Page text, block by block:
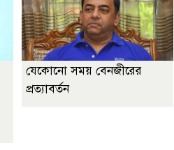
যেকোনো সময় বেনজীরের
প্রত্যাবর্তন